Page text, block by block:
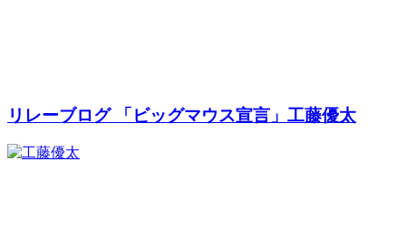
リレーブログ 「ビッグマウス宣言」工藤優太